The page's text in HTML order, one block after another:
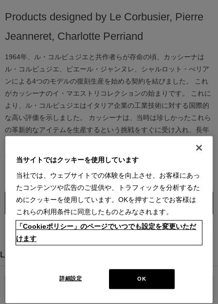
Products designed by Le Corbusier, Pierre
Jeanneret, Charlotte Perriand
1964年、ル・コルビュジエと共作者らが存命の頃、カッシーナは
ル・コルビュジエ、ピエール・ジャンヌレ、シャルロット・ぺリア
ンによる4つのモデルの復刻生産を始める契約を結びました。 これ
がカッシーナのイ・マエストリコレクションの始まりです。 これに
より、ル・コルビュジエはイタリア企業の工業技術に対する国際的
な高い評価を示しました。 カッシーナは、当時は珍しかったこれら
の革新的なアイテムを生産するという挑戦をすぐに受け入れ、長年
生産のプロセスにまで進歩させました。 こうして、ミラノ郊外のメ
ダで生産されたこれらのプロダクトが、世界中でアイコンとして親
しまれています。
DESIGNERS
LINE UP
当サイトではクッキーを使用しています
当社では、ウェブサイトでの体験を向上させ、お客様にあっ
たコンテンツや広告のご提供や、トラフィックを分析するた
めにクッキーを使用しています。OKを押すことでお客様は
これらの利用条件に同意したものとみなされます。
「Cookieポリシー」のページでいつでも設定を変更いただ
けます
OK
詳細設定